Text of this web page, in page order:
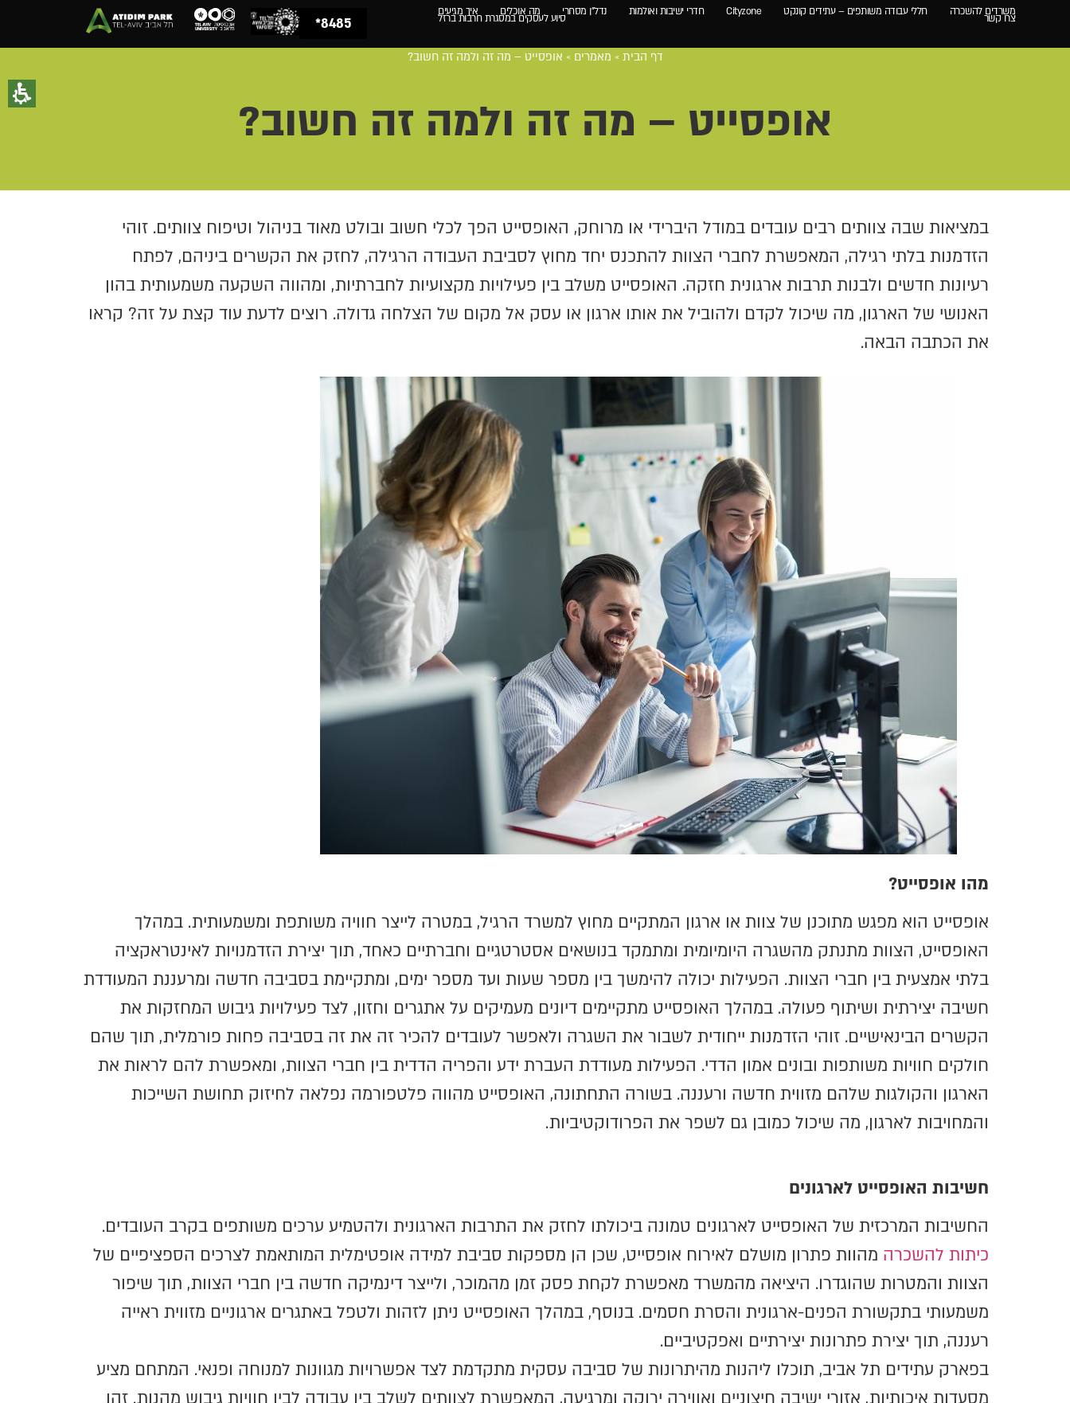
8485*
משרדים להשכרה חללי עבודה משותפים – עתידים קונקט Cityzone חדרי ישיבות ואולמות נדל"ן מסחרי מה אוכלים איך מגיעים
צרו קשר סיוע לעסקים במסגרת חרבות ברזל
דף הבית » מאמרים » אופסייט – מה זה ולמה זה חשוב?
אופסייט – מה זה ולמה זה חשוב?
במציאות שבה צוותים רבים עובדים במודל היברידי או מרוחק, האופסייט הפך לכלי חשוב ובולט מאוד בניהול וטיפוח צוותים. זוהי
הזדמנות בלתי רגילה, המאפשרת לחברי הצוות להתכנס יחד מחוץ לסביבת העבודה הרגילה, לחזק את הקשרים ביניהם, לפתח
רעיונות חדשים ולבנות תרבות ארגונית חזקה. האופסייט משלב בין פעילויות מקצועיות לחברתיות, ומהווה השקעה משמעותית בהון
האנושי של הארגון, מה שיכול לקדם ולהוביל את אותו ארגון או עסק אל מקום של הצלחה גדולה. רוצים לדעת עוד קצת על זה? קראו
את הכתבה הבאה.
מהו אופסייט?
אופסייט הוא מפגש מתוכנן של צוות או ארגון המתקיים מחוץ למשרד הרגיל, במטרה לייצר חוויה משותפת ומשמעותית. במהלך
האופסייט, הצוות מתנתק מהשגרה היומיומית ומתמקד בנושאים אסטרטגיים וחברתיים כאחד, תוך יצירת הזדמנויות לאינטראקציה
בלתי אמצעית בין חברי הצוות. הפעילות יכולה להימשך בין מספר שעות ועד מספר ימים, ומתקיימת בסביבה חדשה ומרעננת המעודדת
חשיבה יצירתית ושיתוף פעולה. במהלך האופסייט מתקיימים דיונים מעמיקים על אתגרים וחזון, לצד פעילויות גיבוש המחזקות את
הקשרים הבינאישיים. זוהי הזדמנות ייחודית לשבור את השגרה ולאפשר לעובדים להכיר זה את זה בסביבה פחות פורמלית, תוך שהם
חולקים חוויות משותפות ובונים אמון הדדי. הפעילות מעודדת העברת ידע והפריה הדדית בין חברי הצוות, ומאפשרת להם לראות את
הארגון והקולגות שלהם מזווית חדשה ורעננה. בשורה התחתונה, האופסייט מהווה פלטפורמה נפלאה לחיזוק תחושת השייכות
והמחויבות לארגון, מה שיכול כמובן גם לשפר את הפרודוקטיביות.
חשיבות האופסייט לארגונים
החשיבות המרכזית של האופסייט לארגונים טמונה ביכולתו לחזק את התרבות הארגונית ולהטמיע ערכים משותפים בקרב העובדים.
כיתות להשכרה מהוות פתרון מושלם לאירוח אופסייט, שכן הן מספקות סביבת למידה אופטימלית המותאמת לצרכים הספציפיים של
הצוות והמטרות שהוגדרו. היציאה מהמשרד מאפשרת לקחת פסק זמן מהמוכר, ולייצר דינמיקה חדשה בין חברי הצוות, תוך שיפור
משמעותי בתקשורת הפנים-ארגונית והסרת חסמים. בנוסף, במהלך האופסייט ניתן לזהות ולטפל באתגרים ארגוניים מזווית ראייה
רעננה, תוך יצירת פתרונות יצירתיים ואפקטיביים.
בפארק עתידים תל אביב, תוכלו ליהנות מהיתרונות של סביבה עסקית מתקדמת לצד אפשרויות מגוונות למנוחה ופנאי. המתחם מציע